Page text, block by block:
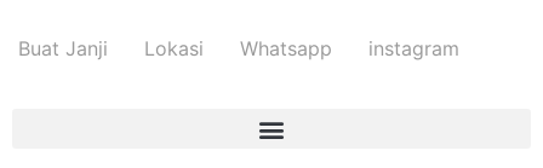
Buat Janji Lokasi Whatsapp instagram